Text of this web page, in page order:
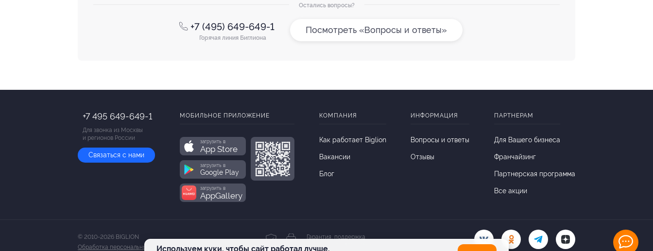
Остались вопросы?
+7 (495) 649-649-1
Горячая линия Биглиона
Посмотреть «Вопросы и ответы»
Используем куки, чтобы сайт работал лучше.
+7 495 649-649-1
Для звонка из Москвы
и регионов России
Связаться с нами
МОБИЛЬНОЕ ПРИЛОЖЕНИЕ
загрузить в
App Store
загрузить в
Google Play
загрузить в
AppGallery
КОМПАНИЯ
Как работает Biglion
Вакансии
Блог
ИНФОРМАЦИЯ
Вопросы и ответы
Отзывы
ПАРТНЕРАМ
Для Вашего бизнеса
Франчайзинг
Партнерская программа
Все акции
© 2010-2026 BIGLION
Обработка персональных данных
Гарантия, поддержка